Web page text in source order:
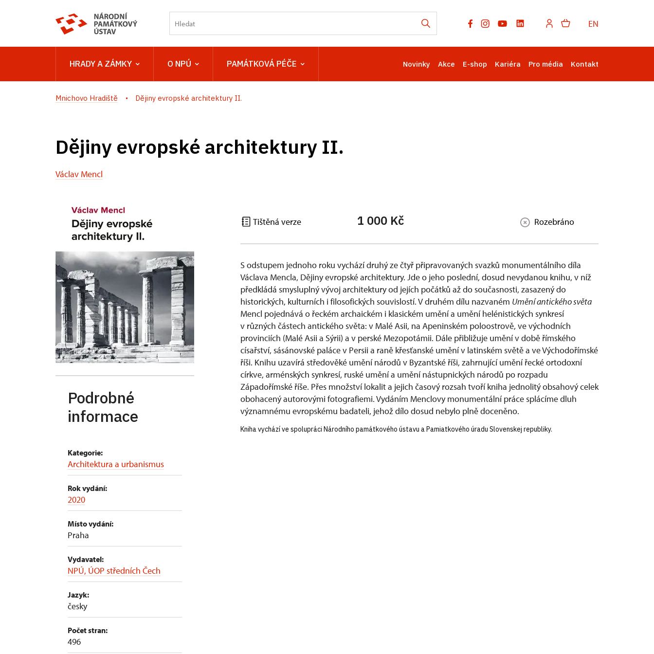
EN
HRADY A ZÁMKY O NPÚ PAMÁTKOVÁ PÉČE Novinky Akce E-shop Kariéra Pro média Kontakt
Mnichovo Hradiště Dějiny evropské architektury II.
Dějiny evropské architektury II.
Václav Mencl
Podrobné
informace
Kategorie:
Architektura a urbanismus
Rok vydání:
2020
Místo vydání:
Praha
Vydavatel:
NPÚ, ÚOP středních Čech
Jazyk:
česky
Počet stran:
496
Tištěná verze 1 000 Kč Rozebráno
S odstupem jednoho roku vychází druhý ze čtyř připravovaných svazků monumentálního díla
Václava Mencla, Dějiny evropské architektury. Jde o jeho poslední, dosud nevydanou knihu, v níž
předkládá smysluplný vývoj architektury od jejích počátků až do současnosti, zasazený do
historických, kulturních i filosofických souvislostí. V druhém dílu nazvaném Umění antického světa
Mencl pojednává o řeckém archaickém i klasickém umění a umění helénistických synkresí
v různých částech antického světa: v Malé Asii, na Apeninském poloostrově, ve východních
provinciích (Malé Asii a Sýrii) a v perské Mezopotámii. Dále přibližuje umění v době římského
císařství, sásánovské paláce v Persii a raně křesťanské umění v latinském světě a ve Východořímské
říši. Knihu uzavírá středověké umění národů v Byzantské říši, zahrnující umění řecké ortodoxní
církve, arménských synkresí, ruské umění a umění nástupnických národů po rozpadu
Západořímské říše. Přes množství lokalit a jejich časový rozsah tvoří kniha jednolitý obsahový celek
obohacený autorovými fotografiemi. Vydáním Menclovy monumentální práce splácíme dluh
významnému evropskému badateli, jehož dílo dosud nebylo plně doceněno.
Kniha vychází ve spolupráci Národního památkového ústavu a Pamiatkového úradu Slovenskej republiky.